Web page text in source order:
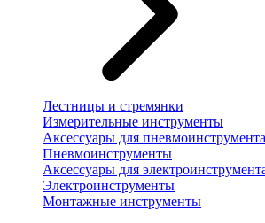
Лестницы и стремянки
Измерительные инструменты
Аксессуары для пневмоинструмента
Пневмоинструменты
Аксессуары для
Электроинструменты
Монтажные инструменты